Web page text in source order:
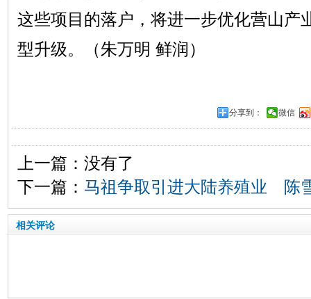
这些项目的落户，将进一步优化营山产
型升级。（朱万明 鲜润）
分享到： 微信
上一篇：没有了
下一篇： 马祖争取引进大陆养殖业 陈
相关评论